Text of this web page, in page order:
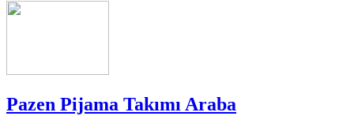
Pazen Pijama Takımı Araba